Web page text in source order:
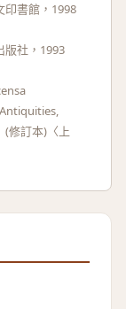
印書館，1998
版社，1993
(修訂本)〈上